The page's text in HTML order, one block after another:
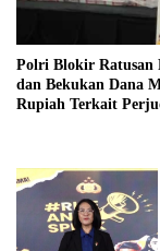
Polri Blokir Ratusan
dan Bekukan Dana
Rupiah Terkait